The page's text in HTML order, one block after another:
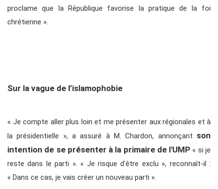
proclame que la République favorise la pratique de la foi
chrétienne ».
Sur la vague de l’islamophobie
« Je compte aller plus loin et me présenter aux régionales et à
la présidentielle », a assuré à M. Chardon, annonçant son
intention de se présenter à la primaire de l'UMP « si je
reste dans le parti ». « Je risque d'être exclu », reconnaît-il :
« Dans ce cas, je vais créer un nouveau parti ».